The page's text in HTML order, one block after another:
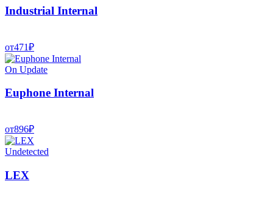
Industrial Internal
от471₽
On Update
Euphone Internal
от896₽
Undetected
LEX